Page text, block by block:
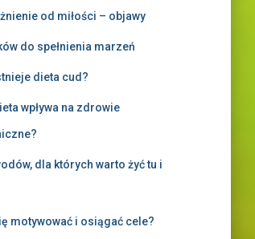
od miłości – objawy
do spełnienia marzeń
dieta cud?
wpływa na zdrowie
dla których warto żyć tu i
motywować i osiągać cele?